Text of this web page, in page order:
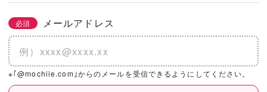
必須 メールアドレス
※｢@mochiie.com｣からのメールを受信できるようにしてください。